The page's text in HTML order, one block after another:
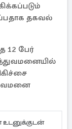
தகவல்
12 பேர்
உடனுக்குடன்